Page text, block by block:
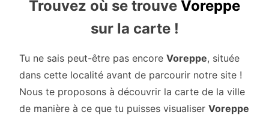
Trouvez où se trouve Voreppe
sur la carte !
Tu ne sais peut-être pas encore Voreppe, située
dans cette localité avant de parcourir notre site !
Nous te proposons à découvrir la carte de la ville
de manière à ce que tu puisses visualiser Voreppe